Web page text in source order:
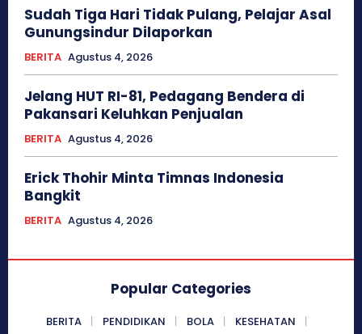
Sudah Tiga Hari Tidak Pulang, Pelajar Asal
Gunungsindur Dilaporkan
BERITA Agustus 4, 2026
Jelang HUT RI-81, Pedagang Bendera di
Pakansari Keluhkan Penjualan
BERITA Agustus 4, 2026
Erick Thohir Minta Timnas Indonesia
Bangkit
BERITA Agustus 4, 2026
Popular Categories
BERITA PENDIDIKAN BOLA
KESEHATAN